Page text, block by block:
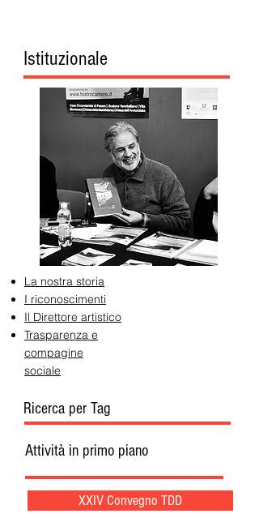
Istituzionale
La nostra storia
I riconoscimenti
Il Direttore artistico
Trasparenza e
compagine
sociale
Ricerca per Tag
Attività in primo piano
XXIV Convegno TDD